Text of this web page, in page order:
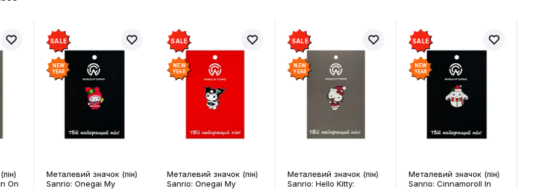
On
SALE
NEW
YEAR
Металевий значок (пін)
Sanrio: Onegai My
SALE
NEW
YEAR
Металевий значок (пін)
Sanrio: Onegai My
SALE
NEW
YEAR
Металевий значок (пін)
Sanrio: Hello Kitty:
SALE
NEW
YEAR
Металевий значок (пін)
Sanrio: Cinnamoroll In